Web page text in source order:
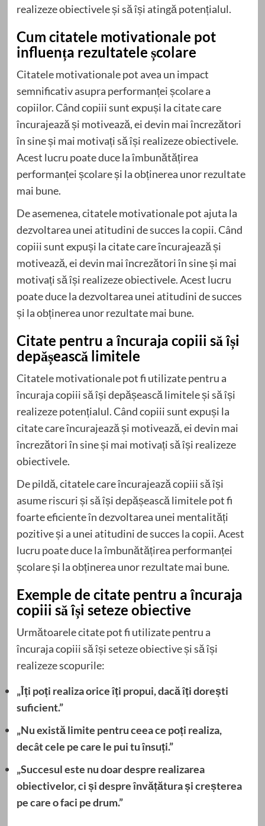
realizeze obiectivele și să își atingă potențialul.
Cum citatele motivationale pot
influența rezultatele școlare
Citatele motivationale pot avea un impact
semnificativ asupra performanței școlare a
copiilor. Când copiii sunt expuși la citate care
încurajează și motivează, ei devin mai încrezători
în sine și mai motivați să își realizeze obiectivele.
Acest lucru poate duce la îmbunătățirea
performanței școlare și la obținerea unor rezultate
mai bune.
De asemenea, citatele motivationale pot ajuta la
dezvoltarea unei atitudini de succes la copii. Când
copiii sunt expuși la citate care încurajează și
motivează, ei devin mai încrezători în sine și mai
motivați să își realizeze obiectivele. Acest lucru
poate duce la dezvoltarea unei atitudini de succes
și la obținerea unor rezultate mai bune.
Citate pentru a încuraja copiii să își
depășească limitele
Citatele motivationale pot fi utilizate pentru a
încuraja copiii să își depășească limitele și să își
realizeze potențialul. Când copiii sunt expuși la
citate care încurajează și motivează, ei devin mai
încrezători în sine și mai motivați să își realizeze
obiectivele.
De pildă, citatele care încurajează copiii să își
asume riscuri și să își depășească limitele pot fi
foarte eficiente în dezvoltarea unei mentalități
pozitive și a unei atitudini de succes la copii. Acest
lucru poate duce la îmbunătățirea performanței
școlare și la obținerea unor rezultate mai bune.
Exemple de citate pentru a încuraja
copiii să își seteze obiective
Următoarele citate pot fi utilizate pentru a
încuraja copiii să își seteze obiective și să își
realizeze scopurile:
„Îți poți realiza orice îți propui, dacă îți dorești
suficient.”
„Nu există limite pentru ceea ce poți realiza,
decât cele pe care le pui tu însuți.”
„Succesul este nu doar despre realizarea
obiectivelor, ci și despre învățătura și creșterea
pe care o faci pe drum.”